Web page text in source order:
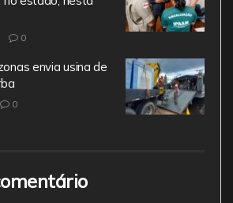
0
envia usina de
0